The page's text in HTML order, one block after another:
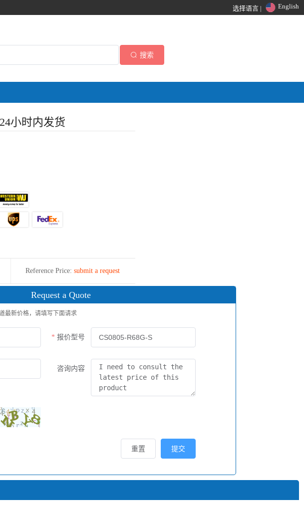
选择语言 | English
搜索
小时内发货
Reference Price: submit a request
Request a Quote
最新价格，请填写下面请求
报价型号
咨询内容
提交
重置